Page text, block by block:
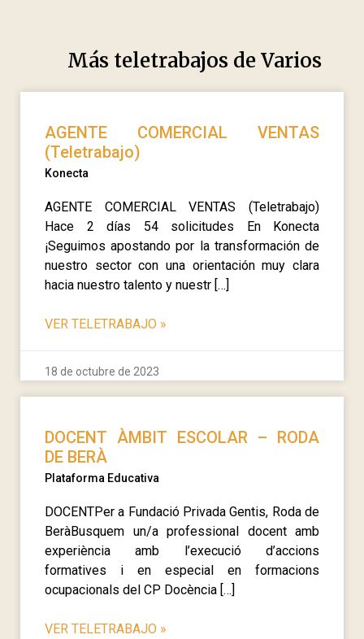
Más teletrabajos deVarios
AGENTE COMERCIAL VENTAS
(Teletrabajo)
Konecta
AGENTE COMERCIAL VENTAS (Teletrabajo)
Hace 2 días 54 solicitudes En Konecta
¡Seguimos apostando por la transformación de
nuestro sector con una orientación muy clara
hacia nuestro talento y nuestr […]
VER TELETRABAJO »
18 de octubre de 2023
DOCENT ÀMBIT ESCOLAR – RODA
DE BERÀ
Plataforma Educativa
DOCENTPer a Fundació Privada Gentis, Roda de
BeràBusquem un/a professional docent amb
experiència amb l’execució d’accions
formatives i en especial en formacions
ocupacionals del CP Docència […]
VER TELETRABAJO »